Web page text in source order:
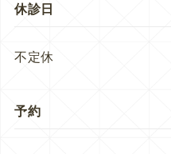
休診日
不定休
予約